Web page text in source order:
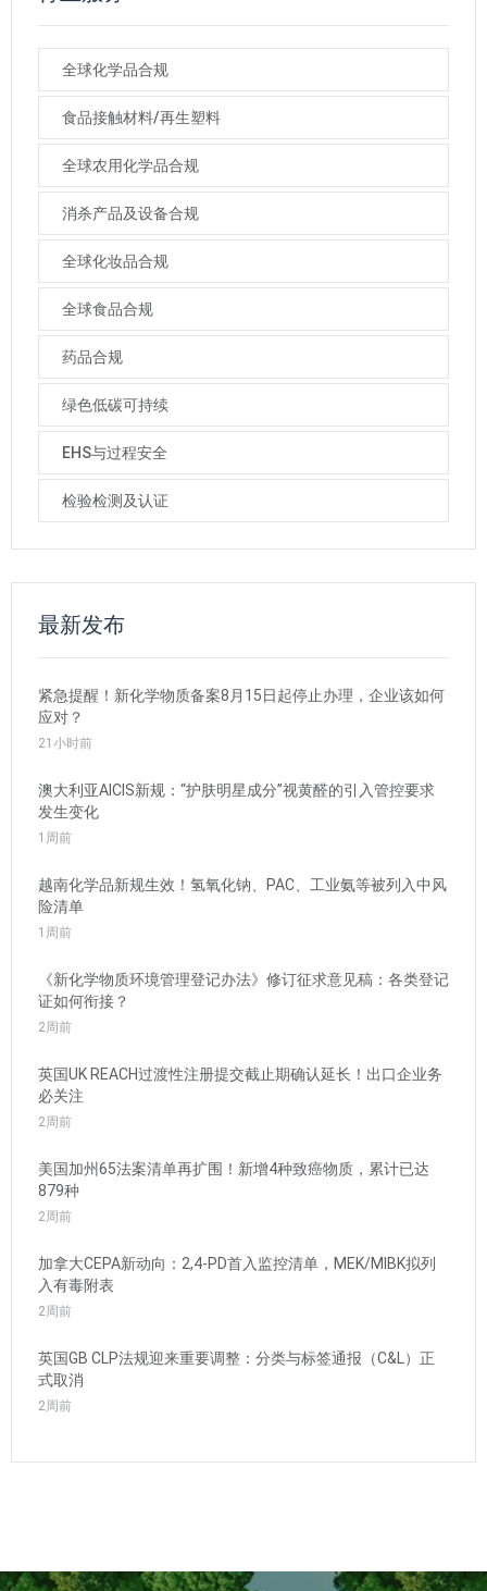
全球化学品合规
食品接触材料/再生塑料
全球农用化学品合规
消杀产品及设备合规
全球化妆品合规
全球食品合规
药品合规
绿色低碳可持续
EHS与过程安全
检验检测及认证
最新发布
紧急提醒！新化学物质备案8月15日起停止办理，企业该如何
应对？
21小时前
澳大利亚AICIS新规：“护肤明星成分”视黄醛的引入管控要求
发生变化
1周前
越南化学品新规生效！氢氧化钠、PAC、工业氨等被列入中风
险清单
1周前
《新化学物质环境管理登记办法》修订征求意见稿：各类登记
证如何衔接？
2周前
英国UK REACH过渡性注册提交截止期确认延长！出口企业务
必关注
2周前
美国加州65法案清单再扩围！新增4种致癌物质，累计已达
879种
2周前
加拿大CEPA新动向：2,4-PD首入监控清单，MEK/MIBK拟列
入有毒附表
2周前
英国GB CLP法规迎来重要调整：分类与标签通报（C&L）正
式取消
2周前